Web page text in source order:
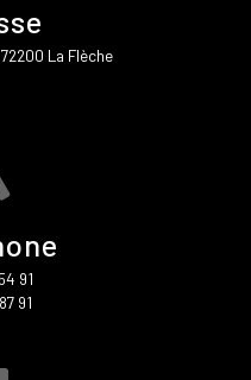
La Flèche
91
91